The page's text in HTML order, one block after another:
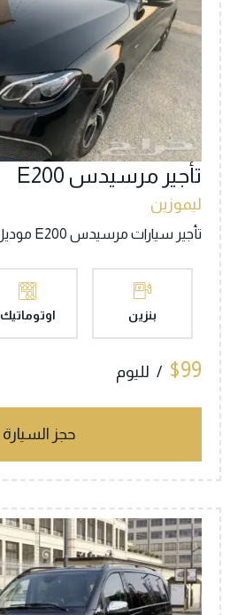
تأجير مرسيدس E200
ليموزين
تأجير سيارات مرسيدس E200 موديل 2020
اوتوماتيك بنزين
$99 لليوم
حجز السيارة